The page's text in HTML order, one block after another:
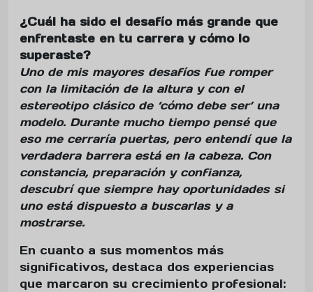
¿Cuál ha sido el desafío más grande que
enfrentaste en tu carrera y cómo lo
superaste?
Uno de mis mayores desafíos fue romper
con la limitación de la altura y con el
estereotipo clásico de ‘cómo debe ser’ una
modelo. Durante mucho tiempo pensé que
eso me cerraría puertas, pero entendí que la
verdadera barrera está en la cabeza. Con
constancia, preparación y confianza,
descubrí que siempre hay oportunidades si
uno está dispuesto a buscarlas y a
mostrarse.
En cuanto a sus momentos más
significativos, destaca dos experiencias
que marcaron su crecimiento profesional: